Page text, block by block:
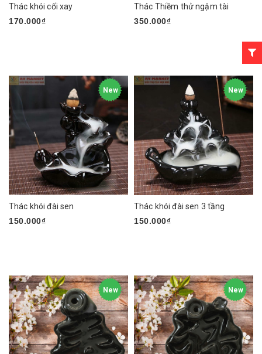
Thác khói cối xay
170.000₫
Thác Thiềm thử ngậm tài
350.000₫
New
Thác khói đài sen
150.000₫
New
Thác khói đài sen 3 tầng
150.000₫
New New